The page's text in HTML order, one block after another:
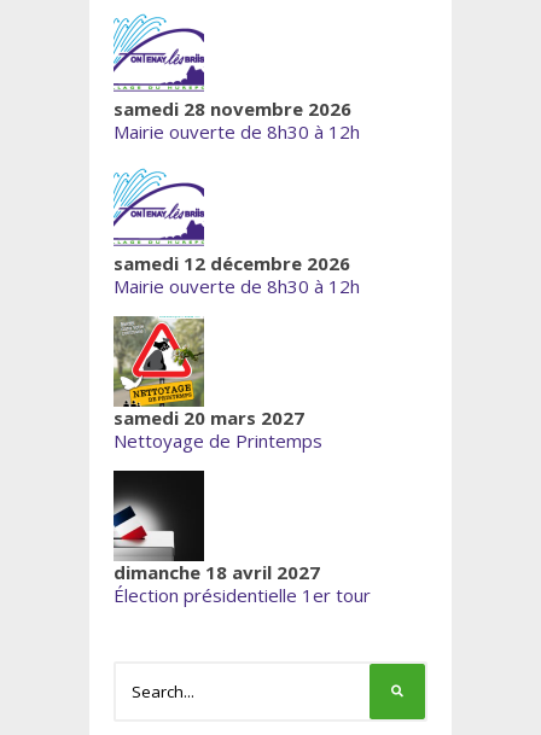
samedi 28 novembre 2026
Mairie ouverte de 8h30 à 12h
samedi 12 décembre 2026
Mairie ouverte de 8h30 à 12h
samedi 20 mars 2027
Nettoyage de Printemps
dimanche 18 avril 2027
Élection présidentielle 1er tour